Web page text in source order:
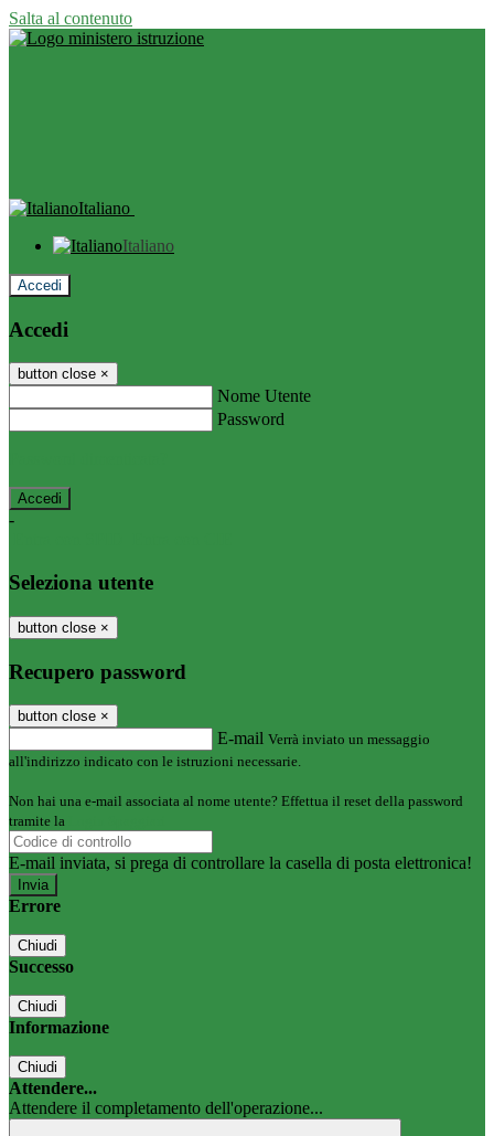
Salta al contenuto
Italiano
Italiano
Accedi
Accedi
button close ×
Nome Utente
Password
-
Seleziona utente
button close ×
Recupero password
button close ×
E-mail Verrà inviato un messaggio
all'indirizzo indicato con le istruzioni necessarie.
Non hai una e-mail associata al nome utente? Effettua il reset della password
tramite la
E-mail inviata, si prega di controllare la casella di posta elettronica!
Errore
Chiudi
Successo
Chiudi
Informazione
Chiudi
Attendere...
Attendere il completamento dell'operazione...